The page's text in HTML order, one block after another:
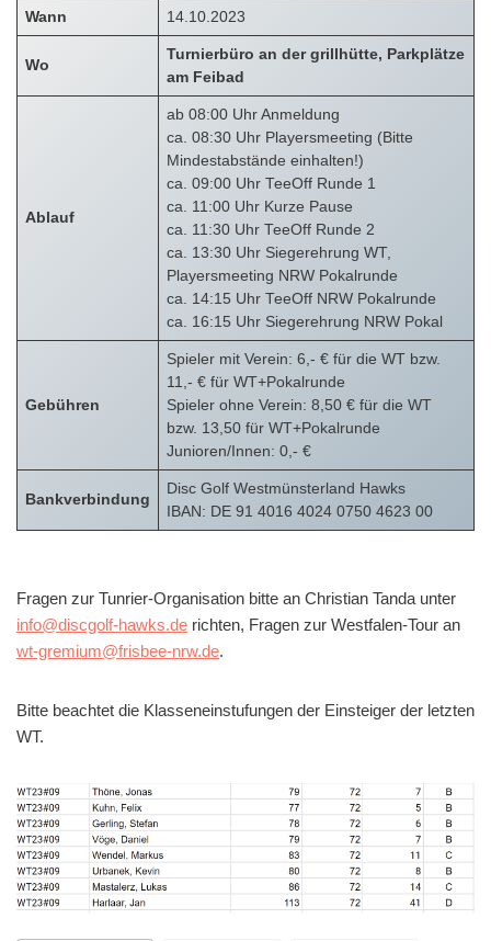
Wann 14.10.2023
Wo
Turnierbüro an der grillhütte, Parkplätze
am Feibad
Ablauf
ab 08:00 Uhr Anmeldung
ca. 08:30 Uhr Playersmeeting (Bitte
Mindestabstände einhalten!)
ca. 09:00 Uhr TeeOff Runde 1
ca. 11:00 Uhr Kurze Pause
ca. 11:30 Uhr TeeOff Runde 2
ca. 13:30 Uhr Siegerehrung WT,
Playersmeeting NRW Pokalrunde
ca. 14:15 Uhr TeeOff NRW Pokalrunde
ca. 16:15 Uhr Siegerehrung NRW Pokal
Gebühren
Spieler mit Verein: 6,- € für die WT bzw.
11,- € für WT+Pokalrunde
Spieler ohne Verein: 8,50 € für die WT
bzw. 13,50 für WT+Pokalrunde
Junioren/Innen: 0,- €
Bankverbindung
Disc Golf Westmünsterland Hawks
IBAN: DE 91 4016 4024 0750 4623 00
Fragen zur Tunrier-Organisation bitte an Christian Tanda unter
info@discgolf-hawks.de richten, Fragen zur Westfalen-Tour an
wt-gremium@frisbee-nrw.de.
Bitte beachtet die Klasseneinstufungen der Einsteiger der letzten
WT.